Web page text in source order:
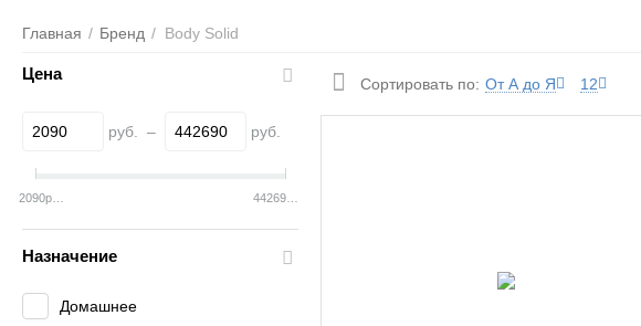
Главная / Бренд / Body Solid
Сортировать по: От А до Я 12
Цена
руб. – руб.
2090руб. 442690
Назначение
Домашнее